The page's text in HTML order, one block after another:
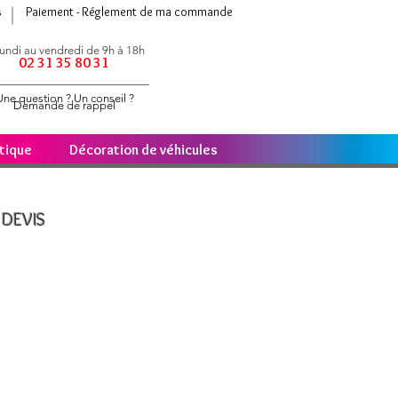
Paiement - Réglement de ma commande
au vendredi de 9h à 18h
02 31 35 80 31
question ? Un conseil ?
Demande de rappel
Décoration de véhicules